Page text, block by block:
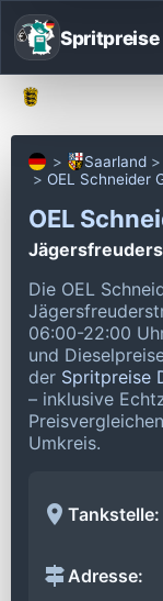
Saarland
OEL Schneider
OEL
Die OEL
06:00-22:00
und
der Spritpreise
– inklusive
Umkreis.
Tankstelle:
Adresse: